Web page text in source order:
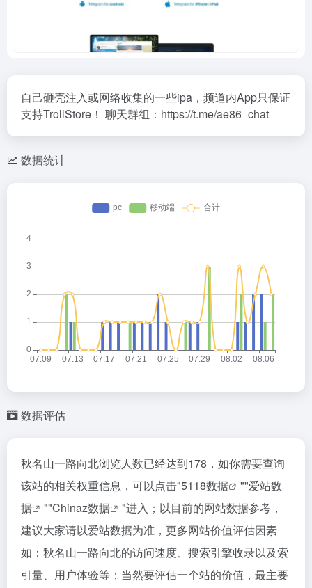
自己砸壳注入或网络收集的一些ipa，频道内App只保证
支持TrollStore！ 聊天群组：https://t.me/ae86_chat
数据统计
数据评估
秋名山一路向北浏览人数已经达到178，如你需要查询
该站的相关权重信息，可以点击"5118数据 ""爱站数
据
""Chinaz数据
"进入；以目前的网站数据参考，
建议大家请以爱站数据为准，更多网站价值评估因素
如：秋名山一路向北的访问速度、搜索引擎收录以及索
引量、用户体验等；当然要评估一个站的价值，最主要